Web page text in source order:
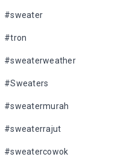
#sweater
#tron
#sweaterweather
#Sweaters
#sweatermurah
#sweaterrajut
#sweatercowok